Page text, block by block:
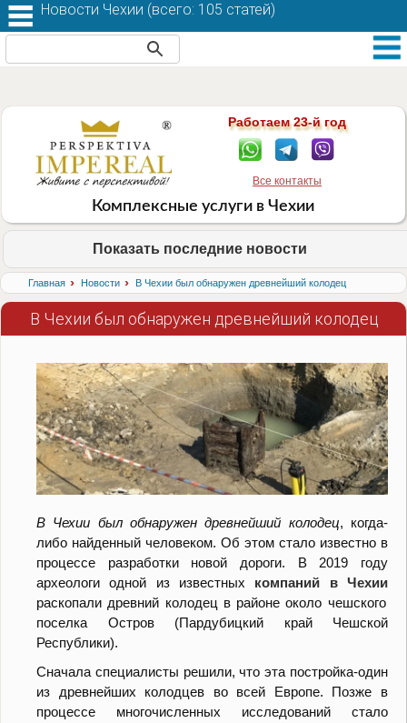
Работаем 23-й год
Все контакты
Комплексные услуги в Чехии
Показать последние новости
Главная › Новости › В Чехии был обнаружен древнейший колодец
В Чехии был обнаружен древнейший колодец
В Чехии был обнаружен древнейший колодец, когда-
либо найденный человеком. Об этом стало известно в
процессе разработки новой дороги. В 2019 году
археологи одной из известных компаний в Чехии
раскопали древний колодец в районе около чешского
поселка Остров (Пардубицкий край Чешской
Республики).
Сначала специалисты решили, что эта постройка-один
из древнейших колодцев во всей Европе. Позже в
процессе многочисленных исследований стало
Новости Чехии (всего: 105 статей)